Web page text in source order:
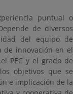
puntual o
de diversos
del equipo de
de innovación en el
PEC y el grado de
objetivos que se
e implicación de la